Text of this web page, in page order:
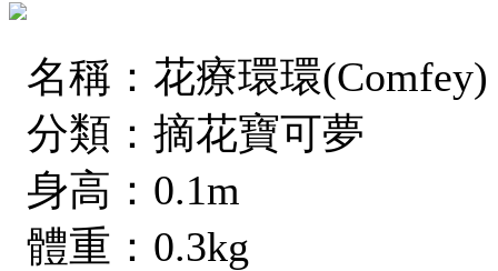
名稱：花療環環(Comfey)
分類：摘花寶可夢
身高：0.1m
體重：0.3kg